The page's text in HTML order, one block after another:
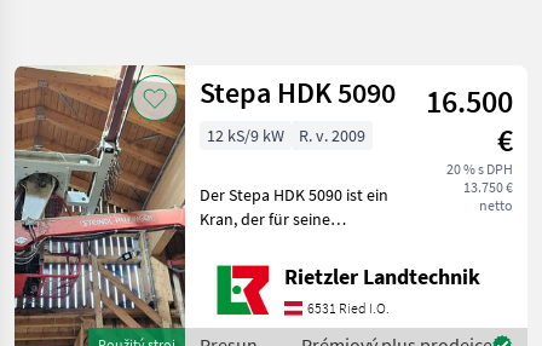
Kategorie 4 Země Filtry
AKTUÁLNÍ
CESTA
poľnohospodárska
technika
Presun
Materialu
Zdvihace A
Obnovit
Zobrazit
výsledků
Stepa HDK 5090
16.500
€
20 % s DPH
13.750 €
netto
12 kS/9 kW R. v. 2009
Der Stepa HDK 5090 ist ein
Kran, der für seine
Leistungsfähigkeit bekannt
ist. Dieses spezielle Modell
aus dem Baujahr 2009
bietet eine solide Ko
Rietzler Landtechnik
6531 Ried I.O.